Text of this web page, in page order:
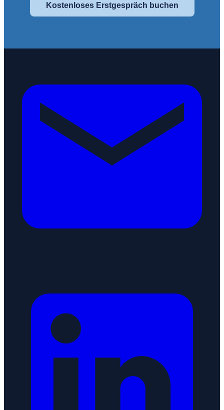
Kostenloses Erstgespräch buchen